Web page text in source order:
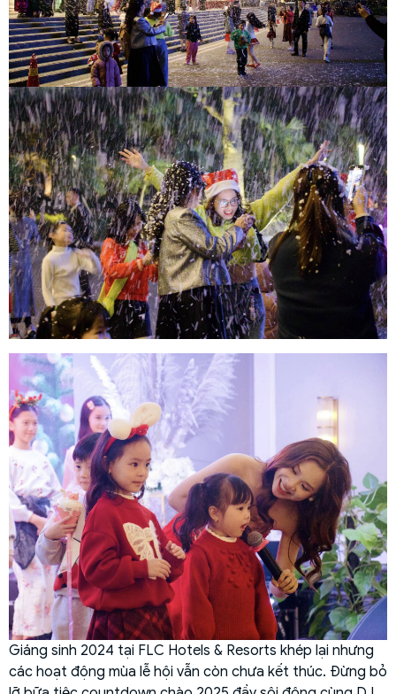
Giáng sinh 2024 tại FLC Hotels & Resorts khép lại nhưng
các hoạt động mùa lễ hội vẫn còn chưa kết thúc. Đừng bỏ